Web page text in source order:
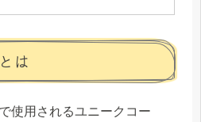
は
で使用されるユニークコー